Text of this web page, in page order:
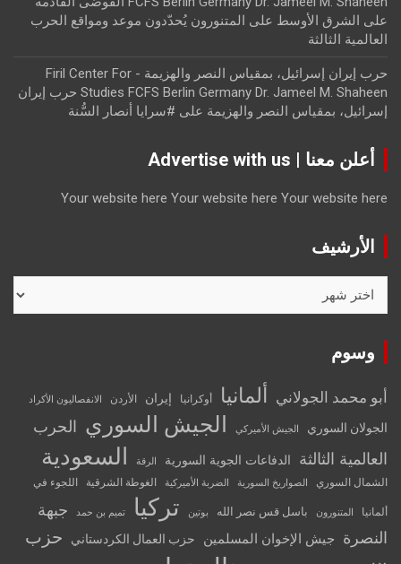
على الشرق الأوسط على
المتنورون يُحدّدون موعد ومواقع الحرب
العالمية الثالثة
حرب إيران إسرائيل، بمقياس النصر والهزيمة - Firil Center For
Studies FCFS Berlin Germany Dr. Jameel M. Shaheen حرب إيران
إسرائيل، بمقياس النصر والهزيمة على #سرايا أنصار السُّنة
أعلن معنا | Advertise with us
Your website here Your website here Your website here
الأرشيف
وسوم
أبو محمد الجولاني ألمانيا أوكرانيا إيران الأردن الانفصاليون الأكراد
الجولان السوري الجيش الأميركي الجيش السوري الحرب
العالمية الثالثة
الدفاعات الجوية السورية الرقة السعودية
الشمال السوري الصواريخ السورية الضربة الأميركية الغوطة الشرقية اللجوء في
ألمانيا المتنورون باسل قس نصر الله بوتين تركيا تميم بن حمد
جبهة
النصرة
جيش الإخوان المسلمين حزب العمال الكردستاني
حزب